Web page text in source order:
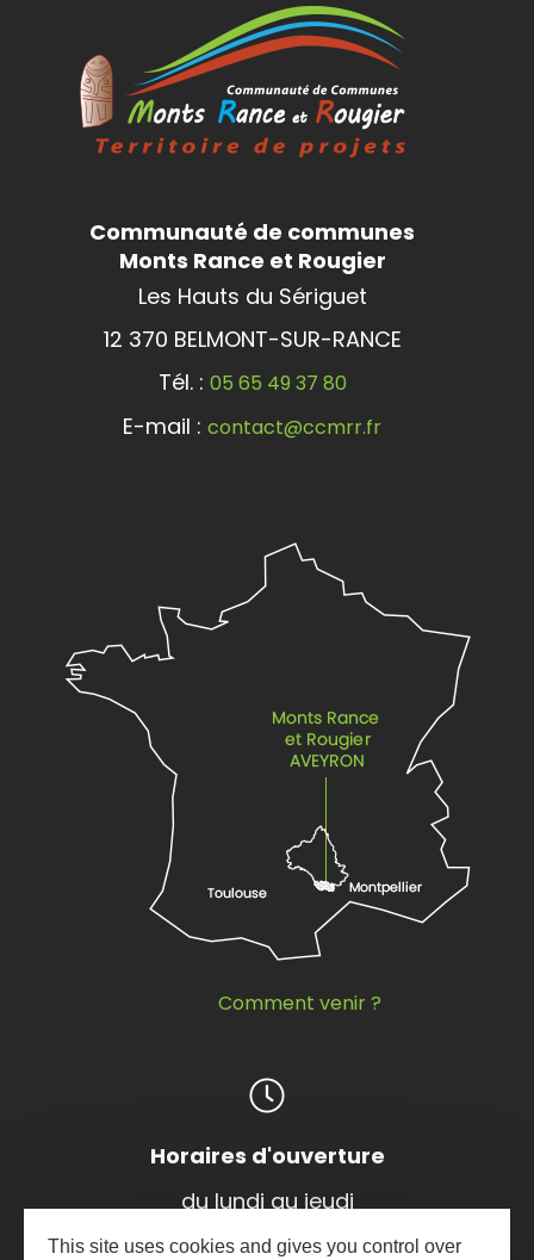
Communauté de communes
Monts Rance et Rougier
Les Hauts du Sériguet
12 370 BELMONT-SUR-RANCE
Tél. : 05 65 49 37 80
E-mail :contact@ccmrr.fr
Comment venir ?
Horaires d'ouverture
du lundi au jeudi
de 9h à 12h et de 14h à 17h
This site uses cookies and gives you control over